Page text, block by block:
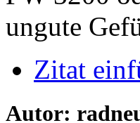
ungute
Zitat
Autor: